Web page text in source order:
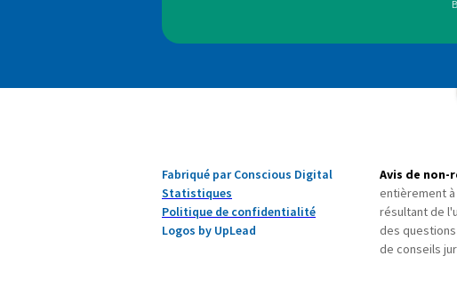
Fabriqué par Conscious Digital
Statistiques
Politique de confidentialité
Logos by UpLead
Avis de
entièrement
résultant de
des
de conseils